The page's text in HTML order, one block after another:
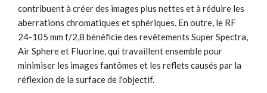
contribuent à créer des images plus nettes et à réduire les
aberrations chromatiques et sphériques. En outre, le RF
24-105 mm f/2,8 bénéficie des revêtements Super Spectra,
Air Sphere et Fluorine, qui travaillent ensemble pour
minimiser les images fantômes et les reflets causés par la
réflexion de la surface de l'objectif.